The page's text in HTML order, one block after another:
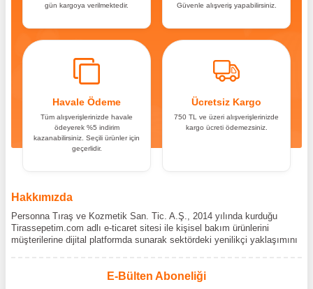
gün kargoya verilmektedir.
Güvenle alışveriş yapabilirsiniz.
Havale Ödeme
Tüm alışverişlerinizde havale
ödeyerek %5 indirim
kazanabilirsiniz. Seçili ürünler için
geçerlidir.
Ücretsiz Kargo
750 TL ve üzeri alışverişlerinizde
kargo ücreti ödemezsiniz.
Hakkımızda
Personna Tıraş ve Kozmetik San. Tic. A.Ş., 2014 yılında kurduğu
Tirassepetim.com adlı e-ticaret sitesi ile kişisel bakım ürünlerini
müşterilerine dijital platformda sunarak sektördeki yenilikçi yaklaşımını
Wilkinson Sword, Bodman ve Bodycology markalarının resmî
E-Bülten Aboneliği